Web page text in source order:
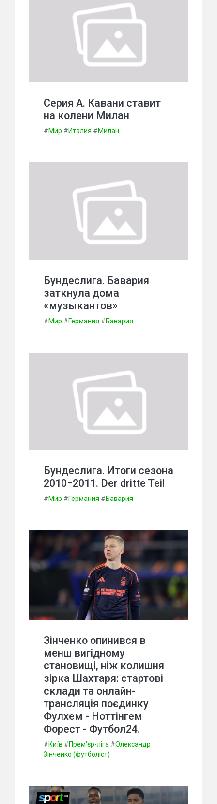
Серия А. Кавани ставит
на колени Милан
#Мир #Италия #Милан
Бундеслига. Бавария
заткнула дома
«музыкантов»
#Мир #Германия #Бавария
Бундеслига. Итоги сезона
2010−2011. Der dritte Teil
#Мир #Германия #Бавария
Зінченко опинився в
менш вигідному
становищі, ніж колишня
зірка Шахтаря: стартові
склади та онлайн-
трансляція поєдинку
Фулхем - Ноттінгем
Форест - Футбол24.
#Київ #Прем'єр-ліга #Олександр
Зінченко (футболіст)